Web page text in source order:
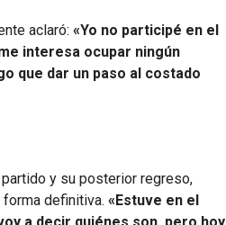
aclaró: «Yo no participé en el
interesa ocupar ningún
que dar un paso al costado
y su posterior regreso,
definitiva. «Estuve en el